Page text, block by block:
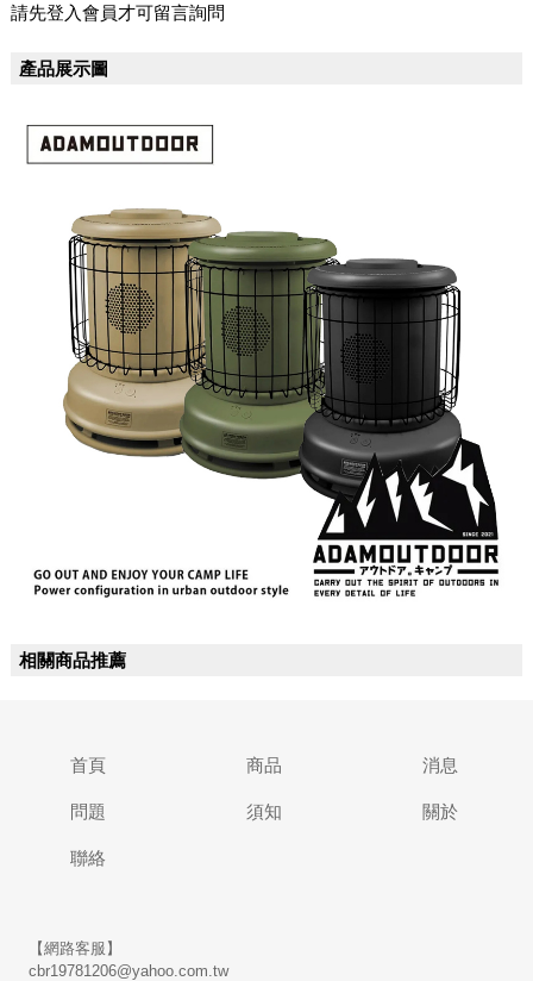
請先登入會員才可留言詢問
產品展示圖
相關商品推薦
首頁 商品 消息
問題 須知 關於
聯絡
【網路客服】
cbr19781206@yahoo.com.tw